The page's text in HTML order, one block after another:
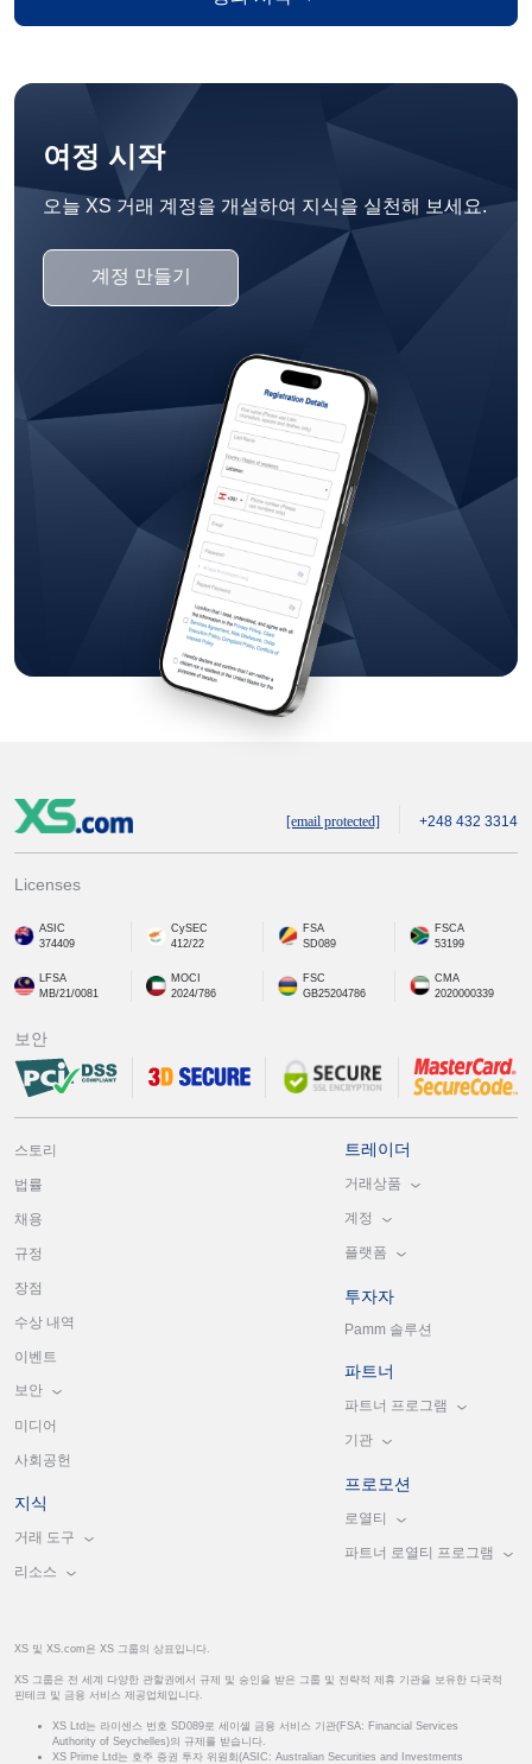
여정 시작
오늘 XS 거래 계정을 개설하여 지식을 실천해 보세요.
계정 만들기
[email protected] +248 432 3314
Licenses
ASIC
374409
CySEC
412/22
FSA
SD089
FSCA
53199
LFSA
MB/21/0081
MOCI
2024/786
FSC
GB25204786
CMA
2020000339
보안
스토리
법률
채용
규정
장점
수상 내역
이벤트
보안
미디어
사회공헌
지식
거래 도구
리소스
트레이더
거래상품
계정
플랫폼
투자자
Pamm 솔루션
파트너
파트너 프로그램
기관
프로모션
로열티
파트너 로열티 프로그램
XS 및 XS.com은 XS 그룹의 상표입니다.
XS 그룹은 전 세계 다양한 관할권에서 규제 및 승인을 받은 그룹 및 전략적 제휴 기관을 보유한 다국적
핀테크 및 금융 서비스 제공업체입니다.
XS Ltd는 라이센스 번호 SD089로 세이셸 금융 서비스 기관(FSA: Financial Services
Authority of Seychelles)의 규제를 받습니다.
XS Prime Ltd는 호주 증권 투자 위원회(ASIC: Australian Securities and Investments